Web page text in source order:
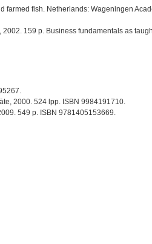
farmed fish. Netherlands: Wageningen
159 p. Business fundamentals as
2000. 524 lpp. ISBN 9984191710.
549 p. ISBN 9781405153669.